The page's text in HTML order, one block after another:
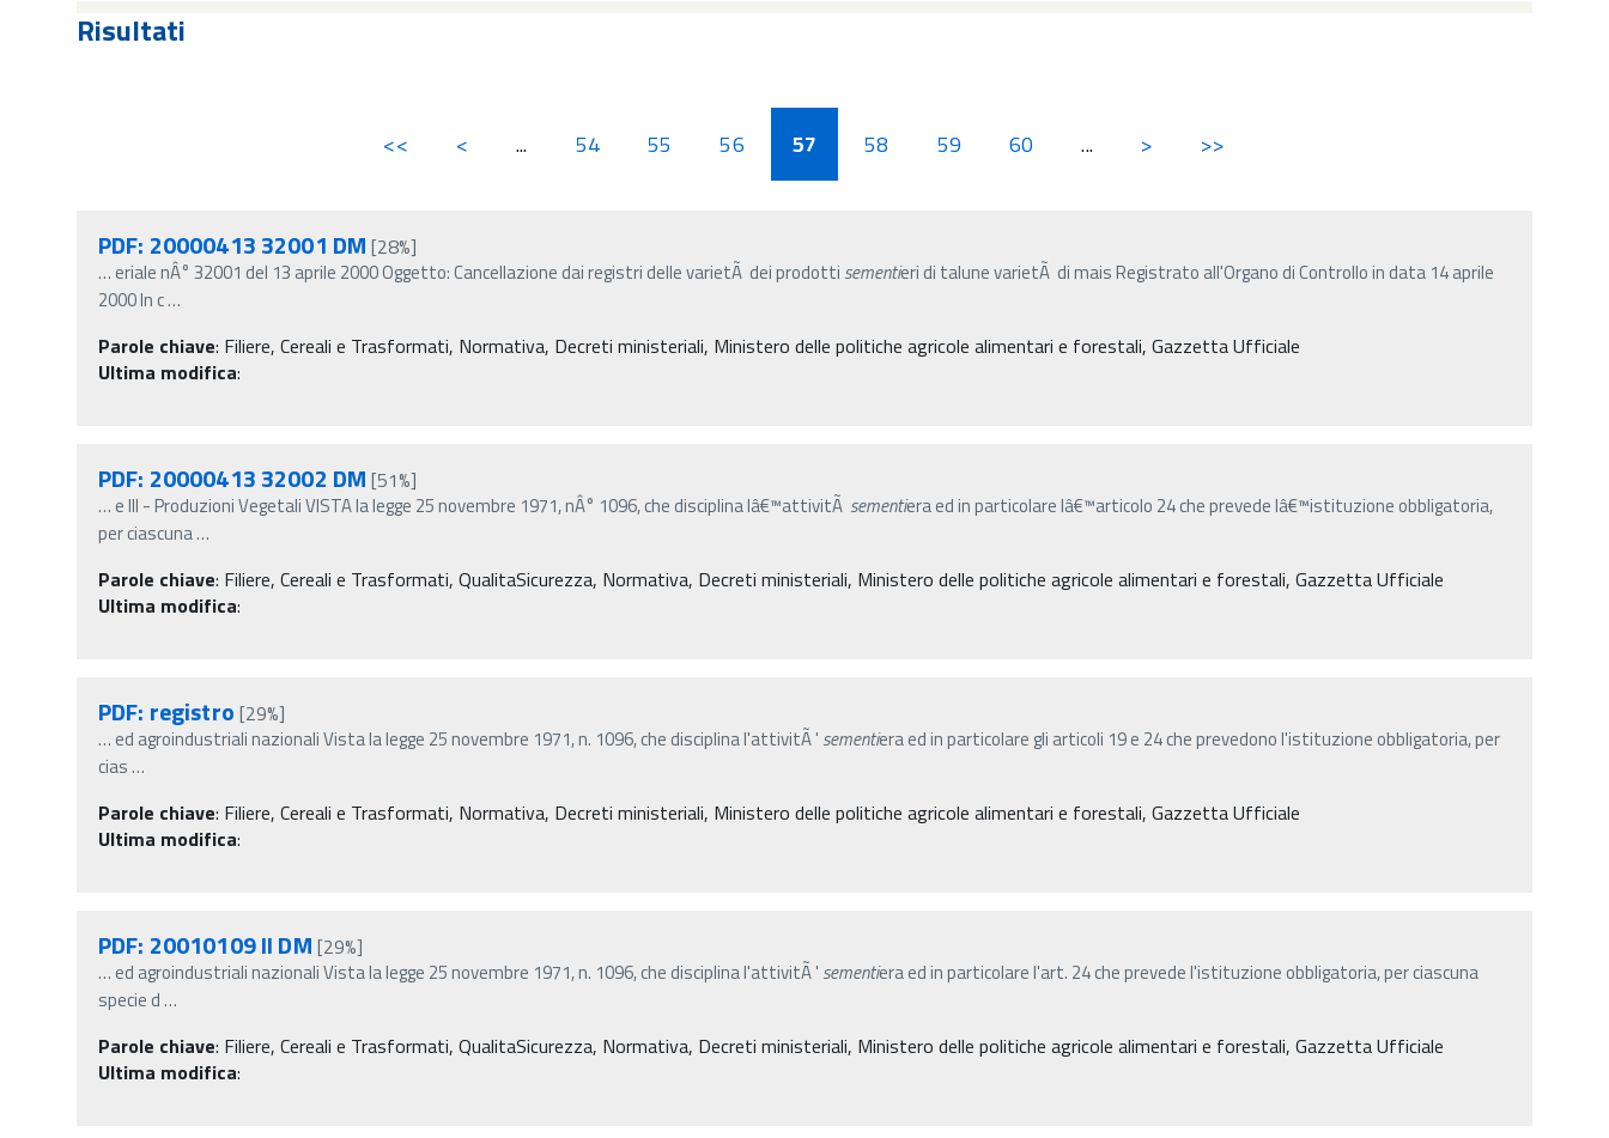
Risultati
<< < ... 54 55 56 57 58 59 60 ... > >>
PDF: 20000413 32001 DM [28%]
… eriale nÂ° 32001 del 13 aprile 2000 Oggetto: Cancellazione dai registri delle varietÃ dei prodotti sementieri di talune varietÃ di mais Registrato all'Organo di Controllo in data 14 aprile
2000 In c…
Parole chiave: Filiere, Cereali e Trasformati, Normativa, Decreti ministeriali, Ministero delle politiche agricole alimentari e forestali, Gazzetta Ufficiale
Ultima modifica:
PDF: 20000413 32002 DM [51%]
… e III - Produzioni Vegetali VISTA la legge 25 novembre 1971, nÂ° 1096, che disciplina lâ€™attivitÃ sementiera ed in particolare lâ€™articolo 24 che prevede lâ€™istituzione obbligatoria,
per ciascuna…
Parole chiave: Filiere, Cereali e Trasformati, QualitaSicurezza, Normativa, Decreti ministeriali, Ministero delle politiche agricole alimentari e forestali, Gazzetta Ufficiale
Ultima modifica:
PDF: registro [29%]
… ed agroindustriali nazionali Vista la legge 25 novembre 1971, n. 1096, che disciplina l'attivitÃ ' sementiera ed in particolare gli articoli 19 e 24 che prevedono l'istituzione obbligatoria, per
cias…
Parole chiave: Filiere, Cereali e Trasformati, Normativa, Decreti ministeriali, Ministero delle politiche agricole alimentari e forestali, Gazzetta Ufficiale
Ultima modifica:
PDF: 20010109 II DM [29%]
… ed agroindustriali nazionali Vista la legge 25 novembre 1971, n. 1096, che disciplina l'attivitÃ ' sementiera ed in particolare l'art. 24 che prevede l'istituzione obbligatoria, per ciascuna
specie d…
Parole chiave: Filiere, Cereali e Trasformati, QualitaSicurezza, Normativa, Decreti ministeriali, Ministero delle politiche agricole alimentari e forestali, Gazzetta Ufficiale
Ultima modifica: